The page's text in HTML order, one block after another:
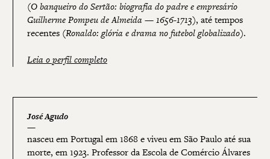
(O banqueiro do Sertão: biografia do padre e empresário
Guilherme Pompeu de Almeida — 1656-1713), até tempos
recentes (Ronaldo: glória e drama no futebol globalizado).
Leia o perfil completo
José Agudo
nasceu em Portugal em 1868 e viveu em São Paulo até sua
morte, em 1923. Professor da Escola de Comércio Álvares